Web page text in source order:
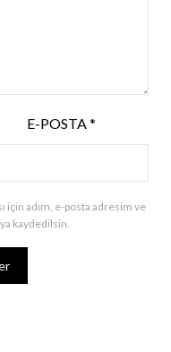
E-POSTA*
için adım, e-posta adresim ve
kaydedilsin.